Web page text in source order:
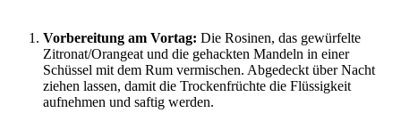
Vorbereitung am Vortag: Die Rosinen, das gewürfelte
Zitronat/Orangeat und die gehackten Mandeln in einer
Schüssel mit dem Rum vermischen. Abgedeckt über Nacht
ziehen lassen, damit die Trockenfrüchte die Flüssigkeit
aufnehmen und saftig werden.